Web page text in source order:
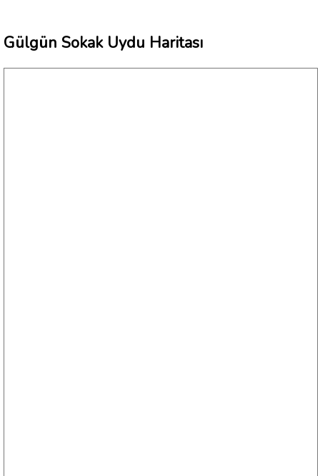
Gülgün Sokak Uydu Haritası